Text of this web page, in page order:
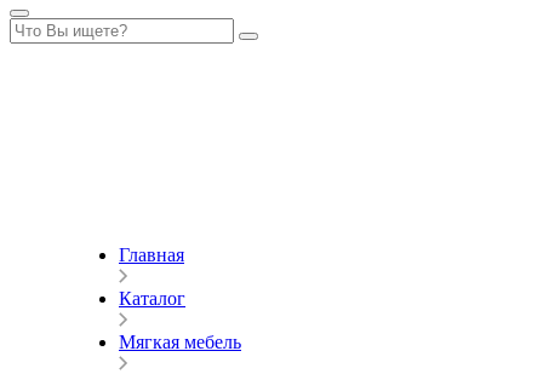
Главная
Каталог
Мягкая мебель